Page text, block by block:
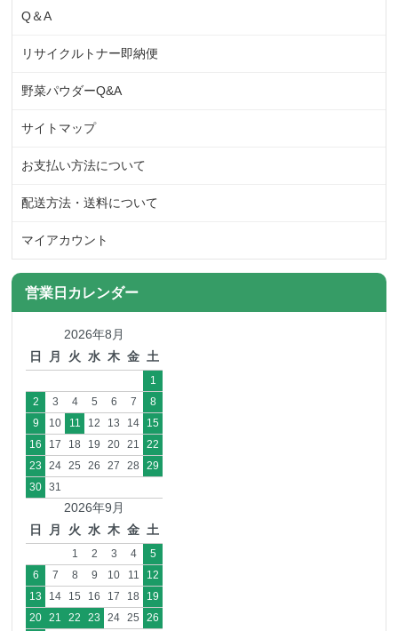
Q＆A
リサイクルトナー即納便
野菜パウダーQ&A
サイトマップ
お支払い方法について
配送方法・送料について
マイアカウント
営業日カレンダー
2026年8月
日
月 火 水 木 金 土
1
2
3 4 5 6 7
8
9
10 11 12 13 14
15
16
17 18 19 20 21
22
23
24 25 26 27 28
29
30
31
2026年9月
日
月 火 水 木 金 土
1 2 3 4
5
6
7 8 9 10 11
12
13
14 15 16 17 18
19
20
21 22 23 24 25 26